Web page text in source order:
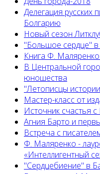
Делегация русских
Болгарию
Новый сезон
"Большое сердце"
Книга Ф.
В Центральной
юношества
"Летописцы
Мастер-класс от
Источник счастья
Агния Барто и
Встреча с
Ф. Маляренко -
«Интеллигентный
"Сердцебиение" в